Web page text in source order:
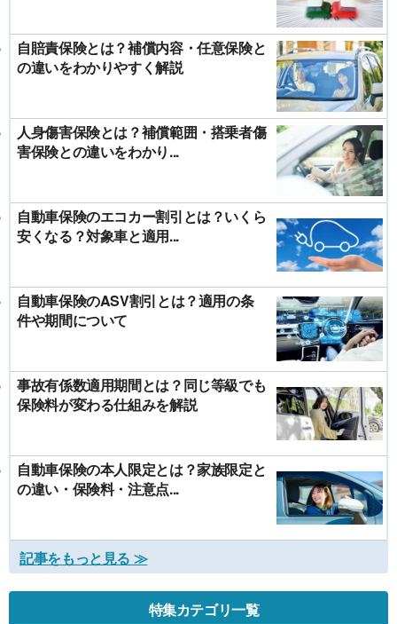
自賠責保険とは？補償内容・任意保険と
の違いをわかりやすく解説
人身傷害保険とは？補償範囲・搭乗者傷
害保険との違いをわかり...
自動車保険のエコカー割引とは？いくら
安くなる？対象車と適用...
自動車保険のASV割引とは？適用の条
件や期間について
事故有係数適用期間とは？同じ等級でも
保険料が変わる仕組みを解説
自動車保険の本人限定とは？家族限定と
の違い・保険料・注意点...
記事をもっと見る ≫
特集カテゴリ一覧